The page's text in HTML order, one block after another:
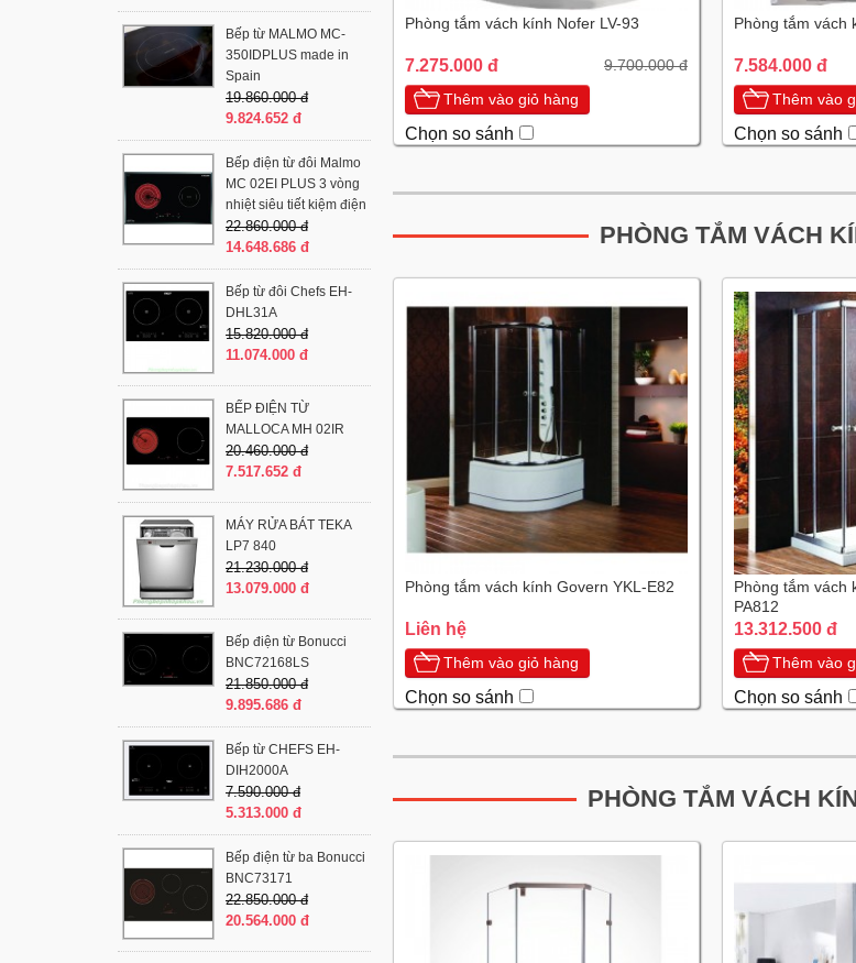
Phòng tắm vách kính Nofer LV-93
7.275.000 đ 9.700.000 đ
Thêm vào giỏ hàng
Chọn so sánh
Phòng tắm vách
7.584.000 đ
Thêm vào
Chọn so sánh
PHÒNG TẮM VÁCH
Phòng tắm vách kính Govern YKL-E82
Liên hệ
Thêm vào giỏ hàng
Chọn so sánh
Phòng tắm vách
PA812
13.312.500 đ
Thêm vào
Chọn so sánh
PHÒNG TẮM VÁCH
Bếp từ MALMO MC-
350IDPLUS made in
Spain
19.860.000 đ
9.824.652 đ
Bếp điện từ đôi Malmo
MC 02EI PLUS 3 vòng
nhiệt siêu tiết kiệm điện
22.860.000 đ
14.648.686 đ
Bếp từ đôi Chefs EH-
DHL31A
15.820.000 đ
11.074.000 đ
BẾP ĐIỆN TỪ
MALLOCA MH 02IR
20.460.000 đ
7.517.652 đ
MÁY RỬA BÁT TEKA
LP7 840
21.230.000 đ
13.079.000 đ
Bếp điện từ Bonucci
BNC72168LS
21.850.000 đ
9.895.686 đ
Bếp từ CHEFS EH-
DIH2000A
7.590.000 đ
5.313.000 đ
Bếp điện từ ba Bonucci
BNC73171
22.850.000 đ
20.564.000 đ